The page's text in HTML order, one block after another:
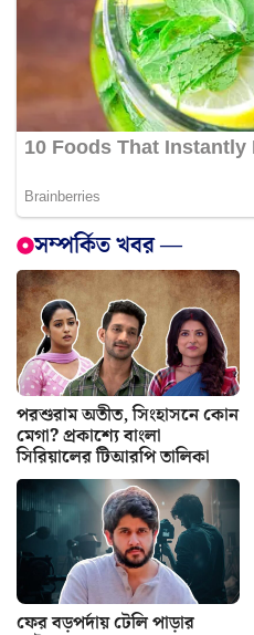
সম্পর্কিত খবর —
পরশুরাম অতীত, সিংহাসনে কোন
মেগা? প্রকাশ্যে বাংলা
সিরিয়ালের টিআরপি তালিকা
ফের বড়পর্দায় টেলি পাড়ার